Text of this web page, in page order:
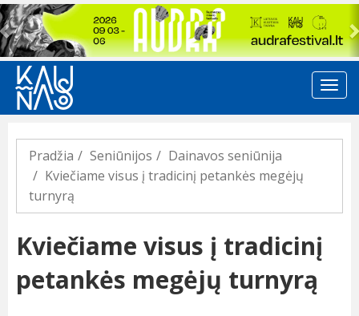
Previous
Pradžia Seniūnijos
Dainavos seniūnija
Kviečiame visus į tradicinį petankės megėjų
turnyrą
Kviečiame visus į tradicinį
petankės megėjų turnyrą